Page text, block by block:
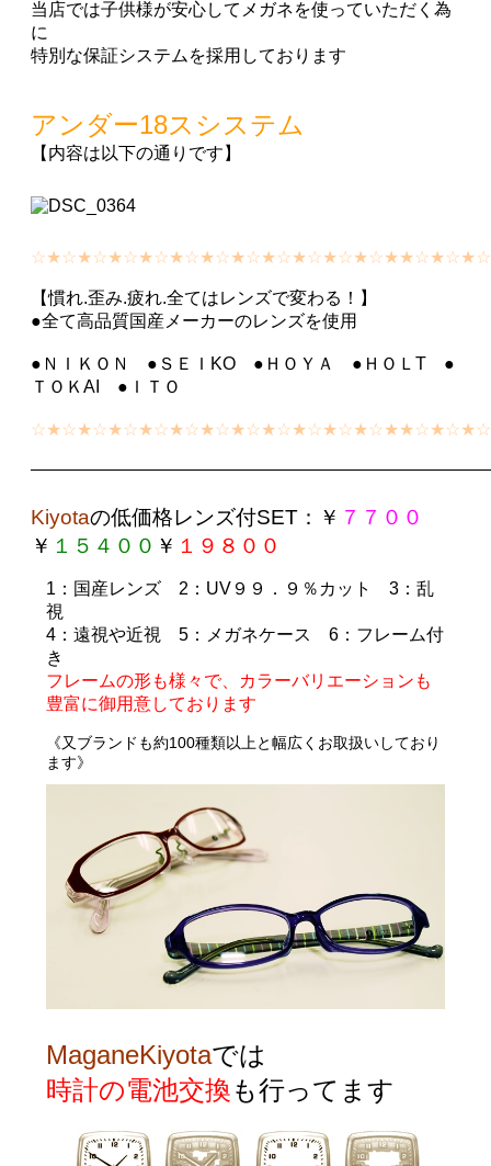
当店では子供様が安心してメガネを使っていただく為
に
特別な保証システムを採用しております
アンダー18スシステム
【内容は以下の通りです】
【慣れ.歪み.疲れ.全てはレンズで変わる！】
●全て高品質国産メーカーのレンズを使用
●ＮＩＫＯＮ ●ＳＥＩKO ●ＨＯＹＡ ●ＨＯＬT ●
ＴＯＫAI ●ＩＴＯ
Kiyotaの低価格レンズ付SET ：￥ ７７００
￥ １５４００ ￥ １９８００
1 ：国産レンズ 2 ：UV９９．９％カット 3：乱
視
4：遠視や近視 5：メガネケース 6：フレーム付
き
フレームの形も様々で、カラーバリエーションも
豊富に御用意しております
《又ブランドも約100種類以上と幅広くお取扱いしており
ます》
MaganeKiyotaでは
時計の電池交換も行ってます